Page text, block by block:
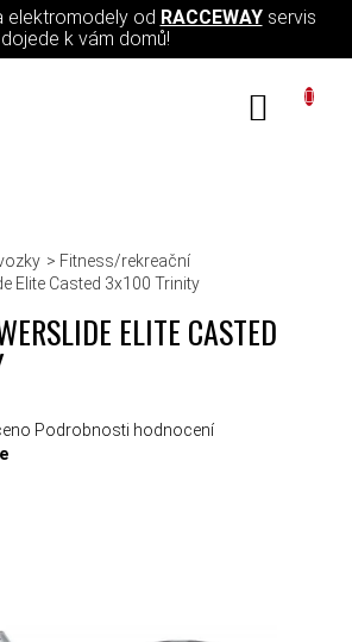
elektromodely od RACCEWAYservis
dojede k vám domů!
Fitness/rekreační
Elite Casted 3x100 Trinity
ELITE CASTED
produktu je 0,0 z 5 hvězdiček.
Podrobnosti hodnocení